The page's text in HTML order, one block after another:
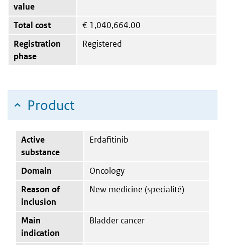
value
Total cost € 1,040,664.00
Registration
phase
Registered
Product
Active
substance
Erdafitinib
Domain
Oncology
Reason of
inclusion
New medicine (specialité)
Main
indication
Bladder cancer